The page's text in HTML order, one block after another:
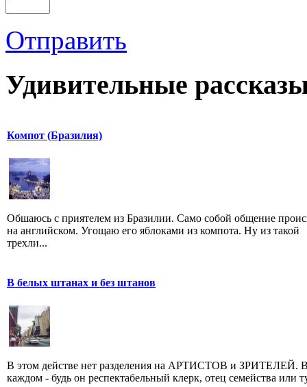
Отправить
Удивительные
Компот (Бразилия)
Обшаюсь с приятелем из Бразилии. Само собой общение
на английском. Угощаю его яблоками из компота. Ну из такой
трехли...
В белых штанах и без штанов
В этом действе нет разделения на АРТИСТОВ и ЗРИТЕЛЕЙ.
каждом - будь он респектабельный клерк, отец семейства или